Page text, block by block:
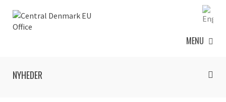
MENU
NYHEDER